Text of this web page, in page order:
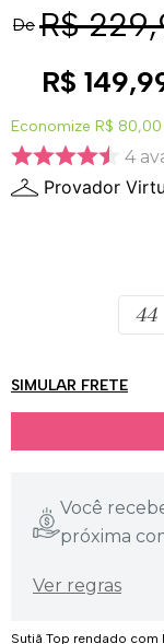
De R$ 229,
R$ 149,
Economize R$ 80,00
4
Provador
44
SIMULAR FRETE
Você
próxima
Ver regras
Sutiã Top rendado
4º arco